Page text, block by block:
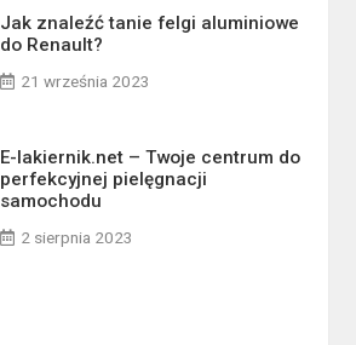
Jak znaleźć tanie felgi aluminiowe
do Renault?
21 września 2023
E-lakiernik.net – Twoje centrum do
perfekcyjnej pielęgnacji
samochodu
2 sierpnia 2023